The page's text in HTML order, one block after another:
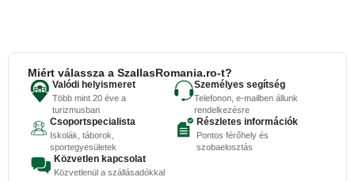
Miért válassza a SzallasRomania.ro-t?
Valódi helyismeret
Több mint 20 éve a
turizmusban
Személyes segítség
Telefonon, e-mailben állunk
rendelkezésre
Csoportspecialista
Iskolák, táborok,
sportegyesületek
Részletes információk
Pontos férőhely és
szobaelosztás
Közvetlen kapcsolat
Közvetlenül a szállásadókkal